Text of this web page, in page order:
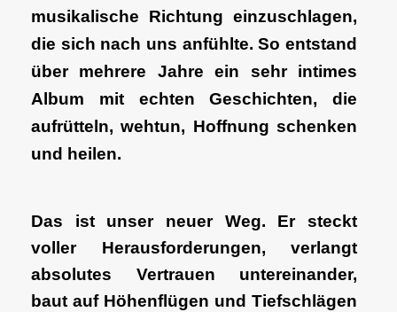
musikalische Richtung einzuschlagen,
die sich nach uns anfühlte. So entstand
über mehrere Jahre ein sehr intimes
Album mit echten Geschichten, die
aufrütteln, wehtun, Hoffnung schenken
und heilen.
Das ist unser neuer Weg. Er steckt
voller Herausforderungen, verlangt
absolutes Vertrauen untereinander,
baut auf Höhenflügen und Tiefschlägen